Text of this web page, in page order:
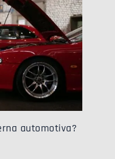
automotiva?